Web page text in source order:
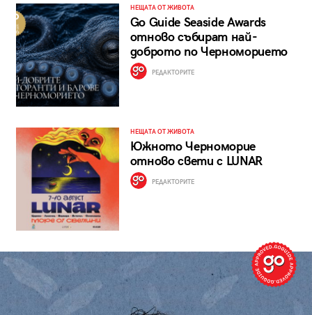
НЕЩАТА ОТ ЖИВОТА
Go Guide Seaside Awards
отново събират най-
доброто по Черноморието
РЕДАКТОРИТЕ
НЕЩАТА ОТ ЖИВОТА
Южното Черноморие
отново свети с LUNAR
РЕДАКТОРИТЕ